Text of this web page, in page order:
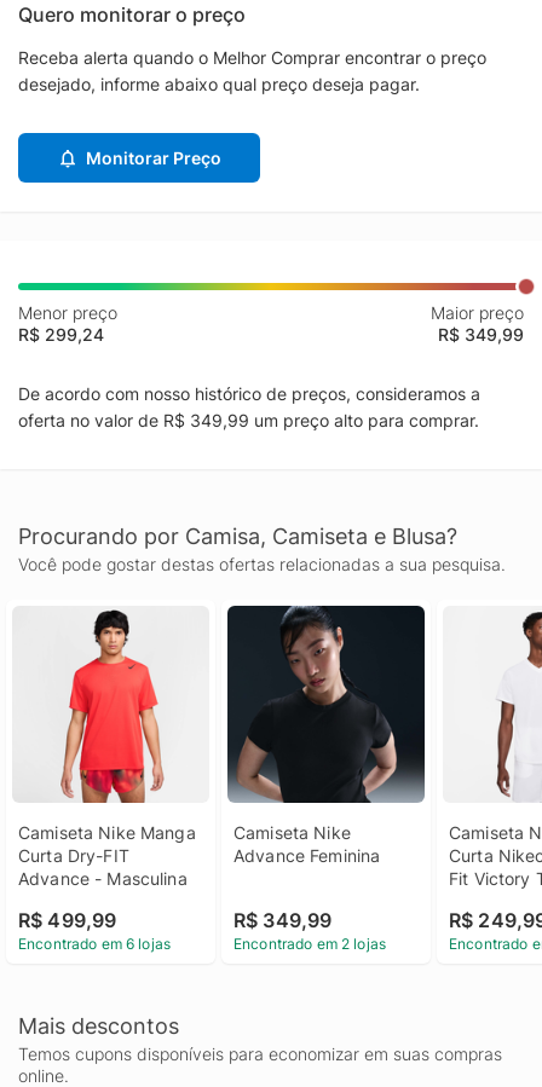
Quero monitorar o preço
Receba alerta quando o Melhor Comprar encontrar o preço
desejado, informe abaixo qual preço deseja pagar.
Monitorar Preço
Menor preço
R$ 299,24
Maior preço
R$ 349,99
De acordo com nosso histórico de preços, consideramos a
oferta no valor de R$ 349,99 um preço alto para comprar.
Procurando por Camisa, Camiseta e Blusa?
Você pode gostar destas ofertas relacionadas a sua pesquisa.
Camiseta Nike Manga
Curta Dry-FIT
Advance - Masculina
R$ 499,99
Encontrado em 6 lojas
Camiseta Nike
Advance Feminina
R$ 349,99
Encontrado em 2 lojas
Camiseta
Curta
Fit Victory
R$
Encontrado
Mais descontos
Temos cupons disponíveis para economizar em suas compras
online.